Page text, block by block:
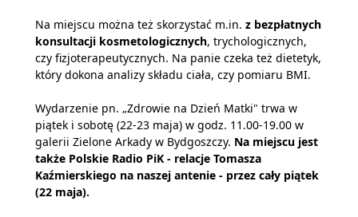
Na miejscu można też skorzystać m.in. z bezpłatnych
konsultacji kosmetologicznych, trychologicznych,
czy fizjoterapeutycznych. Na panie czeka też dietetyk,
który dokona analizy składu ciała, czy pomiaru BMI.
Wydarzenie pn. „Zdrowie na Dzień Matki" trwa w
piątek i sobotę (22-23 maja) w godz. 11.00-19.00 w
galerii Zielone Arkady w Bydgoszczy. Na miejscu jest
także Polskie Radio PiK - relacje Tomasza
Kaźmierskiego na naszej antenie - przez cały piątek
(22 maja).